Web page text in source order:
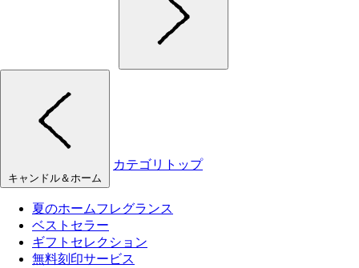
キャンドル＆ホーム
カテゴリトップ
夏のホームフレグランス
ベストセラー
ギフトセレクション
無料刻印サービス